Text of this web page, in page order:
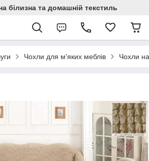
білизна та домашній текстиль
Чохли для м'яких меблів Чохли